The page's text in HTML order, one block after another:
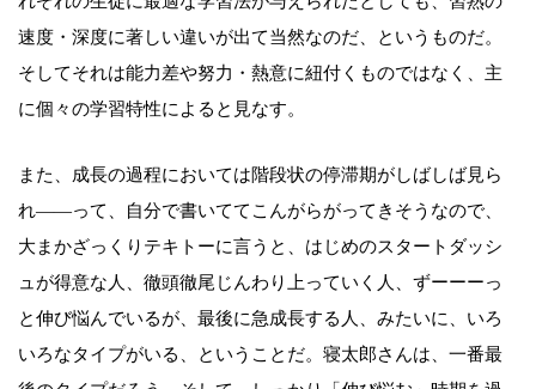
速度・深度に著しい違いが出て当然なのだ、というものだ。
そしてそれは能力差や努力・熱意に紐付くものではなく、主
に個々の学習特性によると見なす。
また、成長の過程においては階段状の停滞期がしばしば見ら
れ――って、自分で書いててこんがらがってきそうなので、
大まかざっくりテキトーに言うと、はじめのスタートダッシ
ュが得意な人、徹頭徹尾じんわり上っていく人、ずーーーっ
と伸び悩んでいるが、最後に急成長する人、みたいに、いろ
いろなタイプがいる、ということだ。寝太郎さんは、一番最